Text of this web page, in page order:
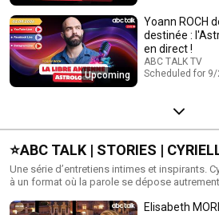
Upcoming
Yoann ROCH
destinée :
en direct !
ABC TALK TV
Scheduled for 9/
⭐️ABC TALK | STORIES |
Une série d’entretiens intimes et inspirants.
à un format où la parole se dépose
inspirante du monde de la culture, de la
Elisabeth